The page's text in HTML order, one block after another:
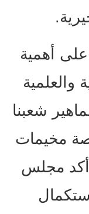
أهمية
والعلمية
شعبنا
مخيمات
أكد مجلس